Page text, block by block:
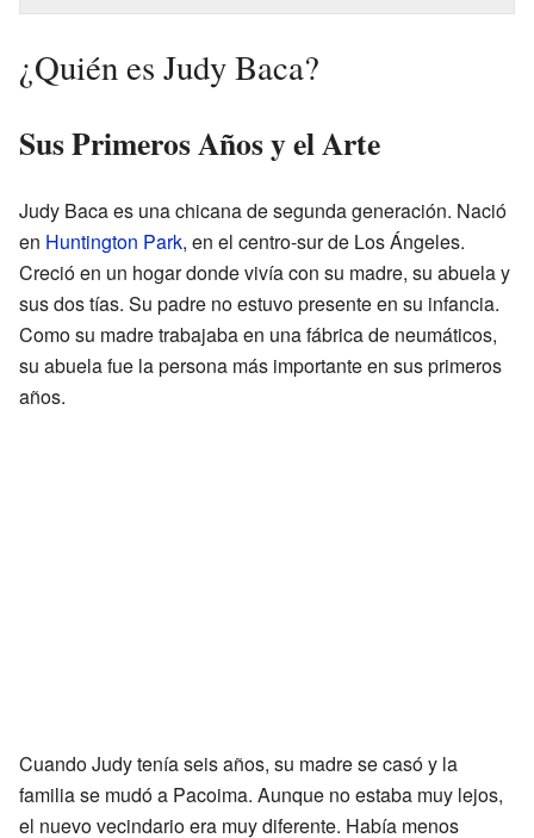
¿Quién es Judy Baca?
Sus Primeros Años y el Arte
Judy Baca es una chicana de segunda generación. Nació
en Huntington Park, en el centro-sur de Los Ángeles.
Creció en un hogar donde vivía con su madre, su abuela y
sus dos tías. Su padre no estuvo presente en su infancia.
Como su madre trabajaba en una fábrica de neumáticos,
su abuela fue la persona más importante en sus primeros
años.
Cuando Judy tenía seis años, su madre se casó y la
familia se mudó a Pacoima. Aunque no estaba muy lejos,
el nuevo vecindario era muy diferente. Había menos